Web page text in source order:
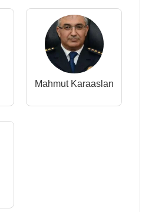
Mahmut Karaaslan